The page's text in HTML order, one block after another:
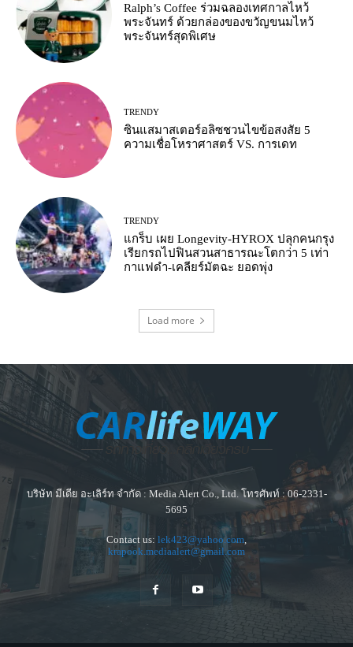
Ralph’s Coffee ร่วมฉลองเทศกาลไหว้
พระจันทร์ ด้วยกล่องของขวัญขนมไหว้
พระจันทร์สุดพิเศษ
TRENDY
ซินแสมาสเตอร์อลิซชวนไขข้อสงสัย 5
ความเชื่อโหราศาสตร์ VS. การเดท
TRENDY
แกร็บ เผย Longevity-HYROX ปลุกคนกรุง
เรียกรถไปฟินสวนสาธารณะโตกว่า 5 เท่า
กาแฟดำ-เคลียร์มัตฉะ ยอดพุ่ง
Load more
บริษัท มีเดีย อะเลิร์ท จำกัด : Media Alert Co., Ltd. โทรศัพท์ : 06-2331-
5695
Contact us: lek423@yahoo.com,
krapook.mediaalert@gmail.com